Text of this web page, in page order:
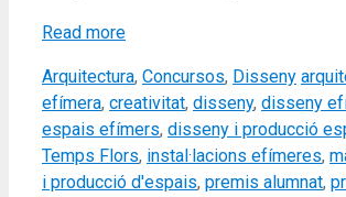
Read more
Categories
Arquitectura, Concursos, Disseny Tags
efímera, creativitat, disseny, disseny
espais efímers, disseny i producció
Temps Flors, instal·lacions efímeres,
i producció d'espais, premis alumnat,